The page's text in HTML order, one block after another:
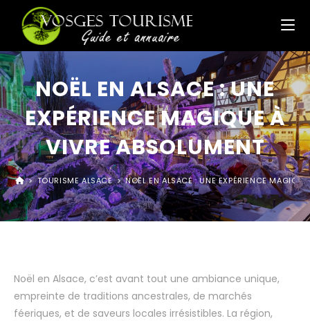
NOËL EN ALSACE : UNE
EXPÉRIENCE MAGIQUE À
VIVRE ABSOLUMENT
> TOURISME ALSACE > NOËL EN ALSACE : UNE EXPÉRIENCE
Noël en Alsace, c’est avant tout une ambiance unique,
empreinte de traditions ancestrales, de marchés
féeriques, et de saveurs locales irrésistibles. La région,